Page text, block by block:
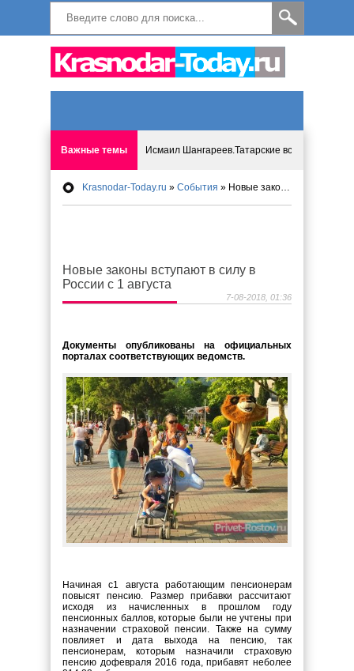
Важные темы Исмаил Шангареев.Татарские встречи на
Программа «Мир без слёз» впервые в Анапе:
Исмагил Шангареев. В поисках внутренней
Krasnodar-Today.ru » События » Новые законы вступают в силу в России с 1 августа
Новые законы вступают в силу в
России с 1 августа
7-08-2018, 01:36
Документы опубликованы на официальных
порталах соответствующих ведомств.
Начиная с1 августа работающим пенсионерам
повысят пенсию. Размер прибавки рассчитают
исходя из начисленных в прошлом году
пенсионных баллов, которые были не учтены при
назначении страховой пенсии. Также на сумму
повлияет и дата выхода на пенсию, так
пенсионерам, которым назначили страховую
пенсию дофевраля 2016 года, прибавят неболее